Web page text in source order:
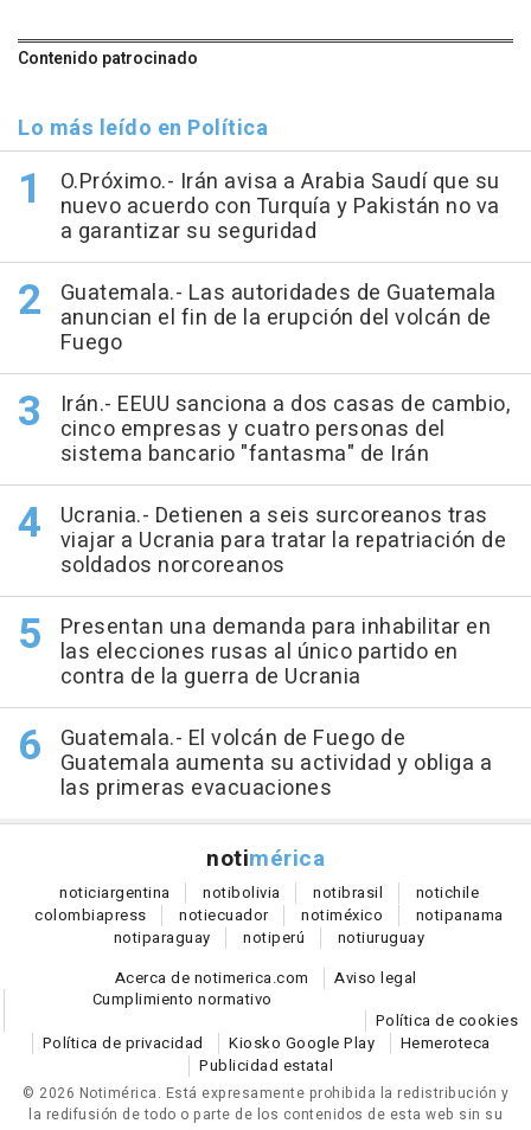
Contenido patrocinado
Lo más leído en Política
O.Próximo.- Irán avisa a Arabia Saudí que su
nuevo acuerdo con Turquía y Pakistán no va
a garantizar su seguridad
Guatemala.- Las autoridades de Guatemala
anuncian el fin de la erupción del volcán de
Fuego
Irán.- EEUU sanciona a dos casas de cambio,
cinco empresas y cuatro personas del
sistema bancario "fantasma" de Irán
Ucrania.- Detienen a seis surcoreanos tras
viajar a Ucrania para tratar la repatriación de
soldados norcoreanos
Presentan una demanda para inhabilitar en
las elecciones rusas al único partido en
contra de la guerra de Ucrania
Guatemala.- El volcán de Fuego de
Guatemala aumenta su actividad y obliga a
las primeras evacuaciones
notimérica
noticiargentina notibolivia notibrasil notichile
colombiapress notiecuador notiméxico notipanama
notiparaguay notiperú notiuruguay
Acerca de notimerica.com
Aviso legal
Cumplimiento normativo
Política de cookies
Política de privacidad
Kiosko Google Play
Hemeroteca
Publicidad estatal
© 2026 Notimérica. Está expresamente prohibida la redistribución y
la redifusión de todo o parte de los contenidos de esta web sin su